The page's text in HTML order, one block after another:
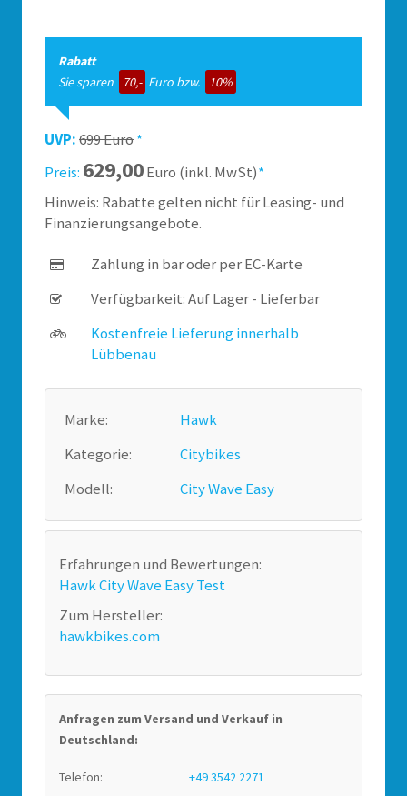
Rabatt
Sie sparen
70,- Euro bzw. 10%
UVP:699 Euro*
Preis: 629,00Euro (inkl. MwSt)*
Hinweis: Rabatte gelten nicht für Leasing- und
Finanzierungsangebote.
Zahlung in bar oder per EC-Karte
Verfügbarkeit: Auf Lager - Lieferbar
Kostenfreie Lieferung innerhalb
Lübbenau
Marke:
Hawk
Kategorie:
Citybikes
Modell:
City Wave Easy
Erfahrungen und Bewertungen:
Hawk City Wave Easy Test
Zum Hersteller:
hawkbikes.com
Anfragen zum Versand und Verkauf in
Deutschland:
Telefon: +49 3542 2271